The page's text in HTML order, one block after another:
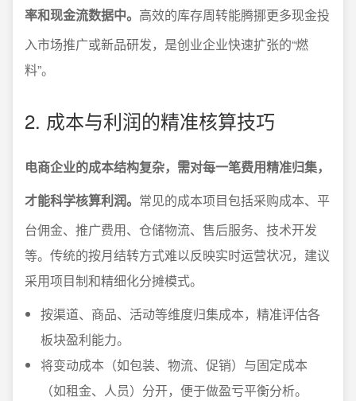
率和现金流数据中。 高效的库存周转能腾挪更多现金投
入市场推广或新品研发，是创业企业快速扩张的“燃
料”。
2. 成本与利润的精准核算技巧
电商企业的成本结构复杂，需对每一笔费用精准归集，
才能科学核算利润。 常见的成本项目包括采购成本、平
台佣金、推广费用、仓储物流、售后服务、技术开发
等。传统的按月结转方式难以反映实时运营状况，建议
采用项目制和精细化分摊模式。
按渠道、商品、活动等维度归集成本，精准评估各
板块盈利能力。
将变动成本（如包装、物流、促销）与固定成本
（如租金、人员）分开，便于做盈亏平衡分析。